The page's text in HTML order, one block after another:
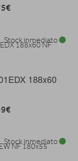
188x60
Stock inmediato
Stock inmediato